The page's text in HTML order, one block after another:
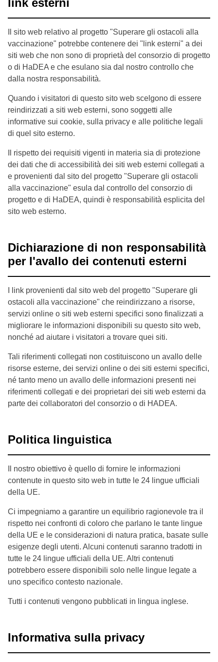
link esterni
Il sito web relativo al progetto "Superare gli ostacoli alla
vaccinazione" potrebbe contenere dei "link esterni" a dei
siti web che non sono di proprietà del consorzio di progetto
o di HaDEA e che esulano sia dal nostro controllo che
dalla nostra responsabilità.
Quando i visitatori di questo sito web scelgono di essere
reindirizzati a siti web esterni, sono soggetti alle
informative sui cookie, sulla privacy e alle politiche legali
di quel sito esterno.
Il rispetto dei requisiti vigenti in materia sia di protezione
dei dati che di accessibilità dei siti web esterni collegati a
e provenienti dal sito del progetto "Superare gli ostacoli
alla vaccinazione" esula dal controllo del consorzio di
progetto e di HaDEA, quindi è responsabilità esplicita del
sito web esterno.
Dichiarazione di non responsabilità
per l'avallo dei contenuti esterni
I link provenienti dal sito web del progetto "Superare gli
ostacoli alla vaccinazione" che reindirizzano a risorse,
servizi online o siti web esterni specifici sono finalizzati a
migliorare le informazioni disponibili su questo sito web,
nonché ad aiutare i visitatori a trovare quei siti.
Tali riferimenti collegati non costituiscono un avallo delle
risorse esterne, dei servizi online o dei siti esterni specifici,
né tanto meno un avallo delle informazioni presenti nei
riferimenti collegati e dei proprietari dei siti web esterni da
parte dei collaboratori del consorzio o di HADEA.
Politica linguistica
Il nostro obiettivo è quello di fornire le informazioni
contenute in questo sito web in tutte le 24 lingue ufficiali
della UE.
Ci impegniamo a garantire un equilibrio ragionevole tra il
rispetto nei confronti di coloro che parlano le tante lingue
della UE e le considerazioni di natura pratica, basate sulle
esigenze degli utenti. Alcuni contenuti saranno tradotti in
tutte le 24 lingue ufficiali della UE. Altri contenuti
potrebbero essere disponibili solo nelle lingue legate a
uno specifico contesto nazionale.
Tutti i contenuti vengono pubblicati in lingua inglese.
Informativa sulla privacy